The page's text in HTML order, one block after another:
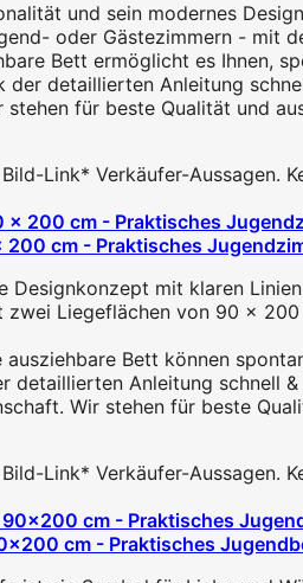
und sein modernes
oder Gästezimmern -
Bett ermöglicht es
der detaillierten Anleitung
stehen für beste Qualität und
Link* Verkäufer-Aussagen.
200 cm - Praktisches
Designkonzept mit klaren
zwei Liegeflächen von 90 x
ausziehbare Bett können
detaillierten Anleitung
Wir stehen für beste
Link* Verkäufer-Aussagen.
cm - Praktisches